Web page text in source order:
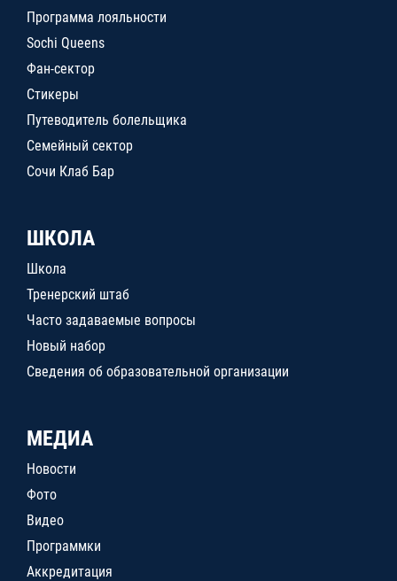
Программа лояльности
Sochi Queens
Фан-сектор
Стикеры
Путеводитель болельщика
Семейный сектор
Сочи Клаб Бар
ШКОЛА
Школа
Тренерский штаб
Часто задаваемые вопросы
Новый набор
Сведения об образовательной организации
МЕДИА
Новости
Фото
Видео
Программки
Аккредитация